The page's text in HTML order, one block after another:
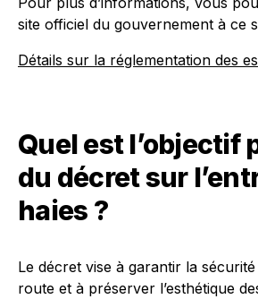
site officiel du gouvernement à ce
Détails sur la réglementation des
Quel est l’objectif
du décret sur
haies ?
Le décret vise à garantir la
route et à préserver l’esthétique